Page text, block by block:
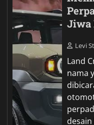
Jiwa
Levi
Land
nama